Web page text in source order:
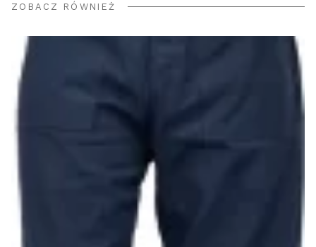
ZOBACZ RÓWNIEŻ